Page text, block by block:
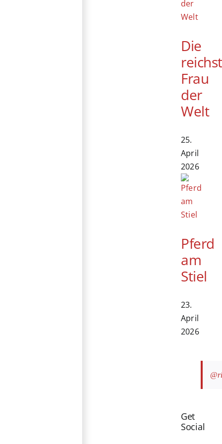
Die
Frau
der
Welt
25.
April
2026
Pferd
am
Stiel
23.
April
2026
Get
Social